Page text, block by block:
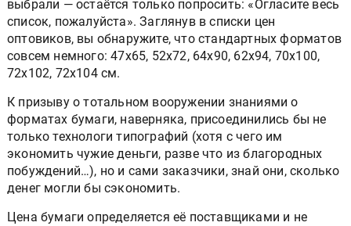
выбрали — остаётся только попросить: «Огласите весь
список, пожалуйста». Заглянув в списки цен
оптовиков, вы обнаружите, что стандартных форматов
совсем немного: 47x65, 52x72, 64x90, 62x94, 70x100,
72x102, 72x104 см.
К призыву о тотальном вооружении знаниями о
форматах бумаги, наверняка, присоединились бы не
только технологи типографий (хотя с чего им
экономить чужие деньги, разве что из благородных
побуждений…), но и сами заказчики, знай они, сколько
денег могли бы сэкономить.
Цена бумаги определяется её поставщиками и не